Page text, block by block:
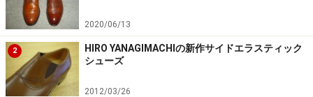
スムースレザーを白く着色する際には、事実上顔料しか
用いられません。なぜなら一般的な染料には、「純白」
そのものが存在しない
すが後述）。前ページでも触れたとおり、顔料はあくま
2020/06/13
2
HIRO YANAGIMACHIの新作サイドエラスティック
シューズ
2012/03/26